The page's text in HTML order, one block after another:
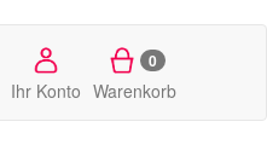
Ihr Konto
0
Warenkorb